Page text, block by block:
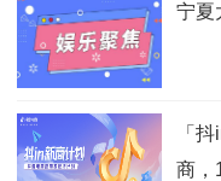
宁夏
「
商，